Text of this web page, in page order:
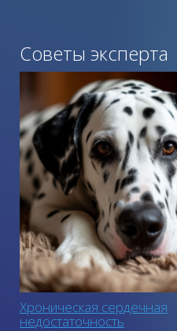
Советы эксперта
Хроническая сердечная
недостаточность